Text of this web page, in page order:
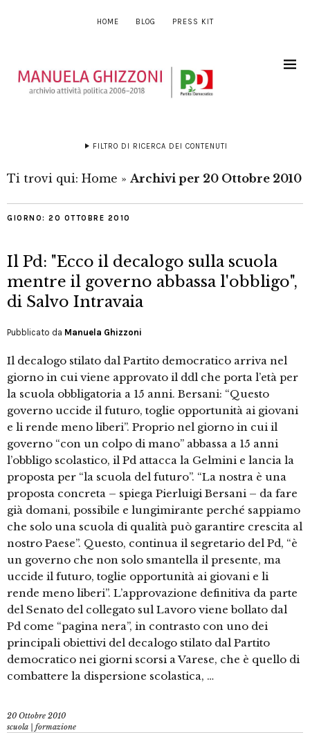
HOME BLOG PRESS KIT
FILTRO DI RICERCA DEI CONTENUTI
Ti trovi qui: Home » Archivi per 20 Ottobre 2010
GIORNO: 20 OTTOBRE 2010
Il Pd: "Ecco il decalogo sulla scuola
mentre il governo abbassa l'obbligo",
di Salvo Intravaia
Pubblicato da Manuela Ghizzoni
Il decalogo stilato dal Partito democratico arriva nel
giorno in cui viene approvato il ddl che porta l’età per
la scuola obbligatoria a 15 anni. Bersani: “Questo
governo uccide il futuro, toglie opportunità ai giovani
e li rende meno liberi”. Proprio nel giorno in cui il
governo “con un colpo di mano” abbassa a 15 anni
l’obbligo scolastico, il Pd attacca la Gelmini e lancia la
proposta per “la scuola del futuro”. “La nostra è una
proposta concreta – spiega Pierluigi Bersani – da fare
già domani, possibile e lungimirante perché sappiamo
che solo una scuola di qualità può garantire crescita al
nostro Paese”. Questo, continua il segretario del Pd, “è
un governo che non solo smantella il presente, ma
uccide il futuro, toglie opportunità ai giovani e li
rende meno liberi”. L’approvazione definitiva da parte
del Senato del collegato sul Lavoro viene bollato dal
Pd come “pagina nera”, in contrasto con uno dei
principali obiettivi del decalogo stilato dal Partito
democratico nei giorni scorsi a Varese, che è quello di
combattere la dispersione scolastica, …
20 Ottobre 2010
scuola | formazione